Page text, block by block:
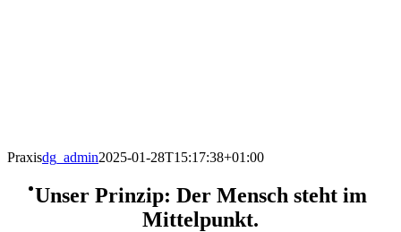
Praxisdg_admin2025-01-28T15:17:38+01:00
Unser Prinzip: Der Mensch steht im
Mittelpunkt.